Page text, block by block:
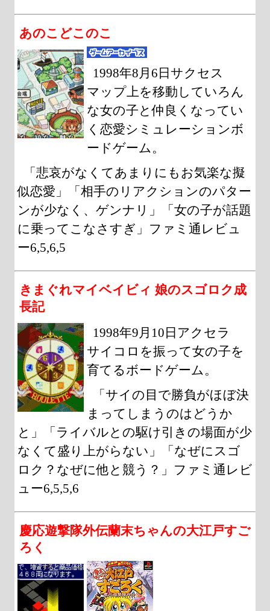
あのこどこのこ
1998年8月6日サクセス
マップ上を移動していろん
な女の子と仲良くなってい
く恋愛シミュレーションボ
ードゲーム。
「悲哀がなくてあまりにもお気楽な擬
似恋愛」「相手のリアクションのパター
ンが少なく、ゲンナリ」「女の子が話題
に乗ってこなさすぎ」ファミ通レビュ
ー6,5,6,5
きまぐれマイベイビィ 娘のスゴロク成
長記
1998年9月10日アクセラ
サイコロを振って女の子を
育てるボードゲーム。
「サイの目で勝負がほぼ決
まってしまうのはどうか
と」「ライバルとの駆け引きの場面が少
なくて盛り上がらない」「なぜにスゴ
ロク？なぜに他と競う？」ファミ通レビ
ュー6,5,5,6
慶応遊撃隊外伝蘭末ちゃんの大江戸すご
ろく